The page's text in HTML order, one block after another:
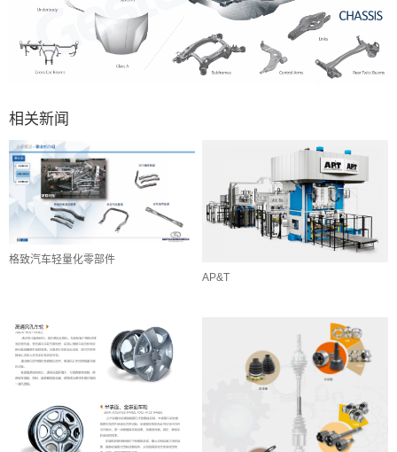
相关新闻
格致汽车轻量化零部件
AP&T